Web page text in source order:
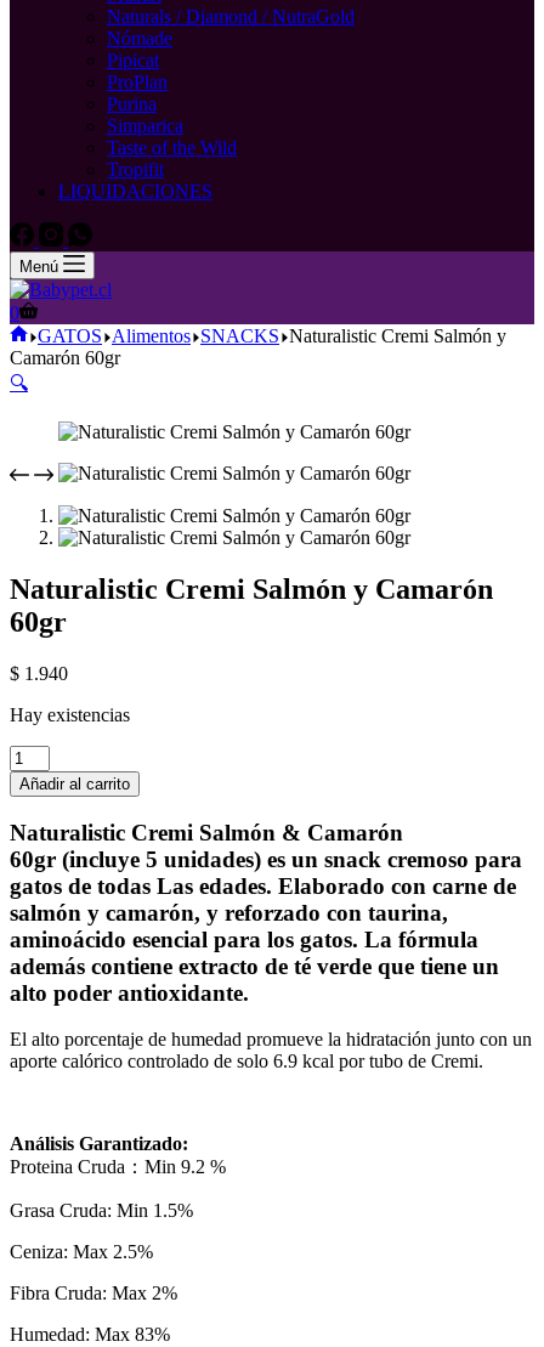
Naturals / Diamond / NutraGold
Nómade
Pipicat
ProPlan
Purina
Simparica
Taste of the Wild
Tropifit
LIQUIDACIONES
Menú
Carro
de
compra
0
Inicio
GATOS Alimentos SNACKS Naturalistic Cremi Salmón y
Camarón 60gr
🔍
Naturalistic Cremi Salmón y Camarón
60gr
$ 1.940
Hay existencias
Naturalistic
Cremi
Salmón
y
Camarón
60gr
cantidad
Añadir al carrito
Naturalistic Cremi Salmón & Camarón
60gr (incluye 5 unidades) es un snack cremoso para
gatos de todas Las edades. Elaborado con carne de
salmón y camarón, y reforzado con taurina,
aminoácido esencial para los gatos. La fórmula
además contiene extracto de té verde que tiene un
alto poder antioxidante.
El alto porcentaje de humedad promueve la hidratación junto con un
aporte calórico controlado de solo 6.9 kcal por tubo de Cremi.
Análisis Garantizado:
Proteina Cruda：Min 9.2 %
Grasa Cruda: Min 1.5%
Ceniza: Max 2.5%
Fibra Cruda: Max 2%
Humedad: Max 83%